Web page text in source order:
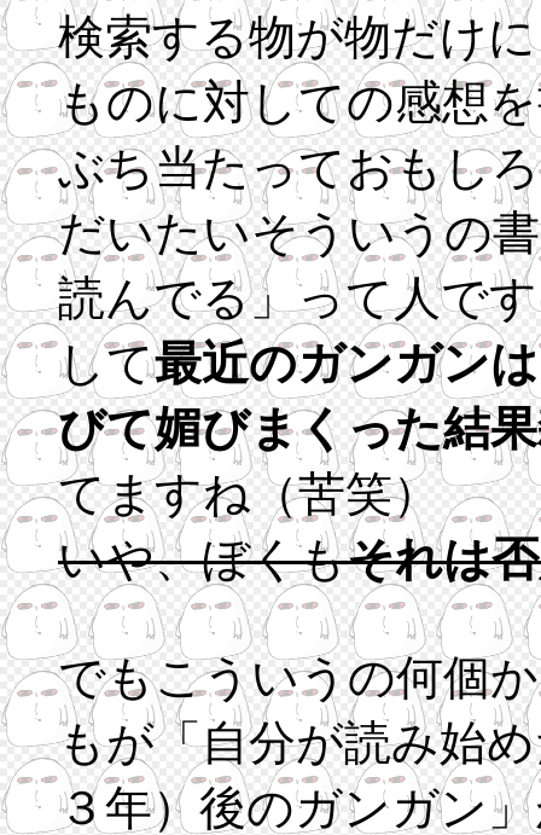
検索する物が物だけ
ものに対しての感想
ぶち当たっておもし
だいたいそういうの
読んでる」って人で
して最近のガンガン
びて媚びまくった結
てますね（苦笑）
いや、ぼくもそれは
でもこういうの何個
もが「自分が読み始
３年）後のガンガン